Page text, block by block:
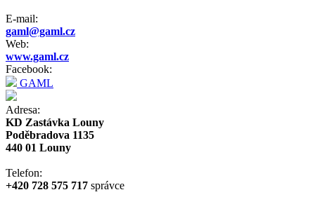
E-mail:
gaml@gaml.cz
Web:
www.gaml.cz
Facebook:
GAML
Adresa:
KD Zastávka Louny
Poděbradova 1135
440 01 Louny
Telefon:
+420 728 575 717 správce